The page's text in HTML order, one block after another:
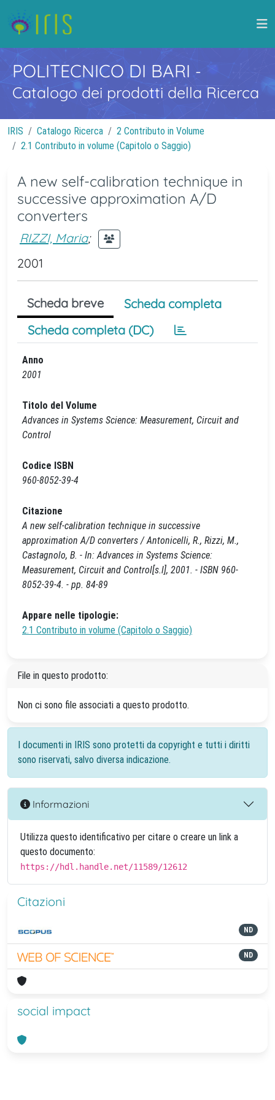
POLITECNICO DI BARI -
Catalogo dei prodotti della Ricerca
IRIS Catalogo Ricerca
2 Contributo in Volume
2.1 Contributo in volume (Capitolo o Saggio)
A new self-calibration technique in
successive approximation A/D
converters
RIZZI, Maria;
2001
Scheda breve
Scheda completa
Scheda completa (DC)
Anno
2001
Titolo del Volume
Advances in Systems Science: Measurement, Circuit and
Control
Codice ISBN
960-8052-39-4
Citazione
A new self-calibration technique in successive
approximation A/D converters / Antonicelli, R., Rizzi, M.,
Castagnolo, B. - In: Advances in Systems Science:
Measurement, Circuit and Control[s.l], 2001. - ISBN 960-
8052-39-4. - pp. 84-89
Appare nelle tipologie:
2.1 Contributo in volume (Capitolo o Saggio)
File in questo prodotto:
Non ci sono file associati a questo prodotto.
I documenti in IRIS sono protetti da copyright e tutti i diritti
sono riservati, salvo diversa indicazione.
Informazioni
Utilizza questo identificativo per citare o creare un link a
questo documento:
https://hdl.handle.net/11589/12612
Citazioni
ND
ND
social impact